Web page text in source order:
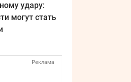
удару:
могут стать
Реклама